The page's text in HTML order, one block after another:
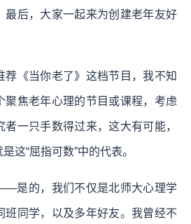
最后，大家一起来为创建老年友好
荐《当你老了》这档节目，我不知
聚焦老年心理的节目或课程，考虑
一只手数得过来，这大有可能，
这“屈指可数”中的代表。
是的，我们不仅是北师大心理学
班同学，以及多年好友。我曾经不